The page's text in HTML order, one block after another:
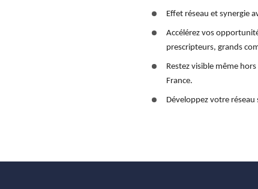
Effet réseau et synergie
Accélérez vos
prescripteurs, grands
Restez visible même
France.
Développez votre réseau